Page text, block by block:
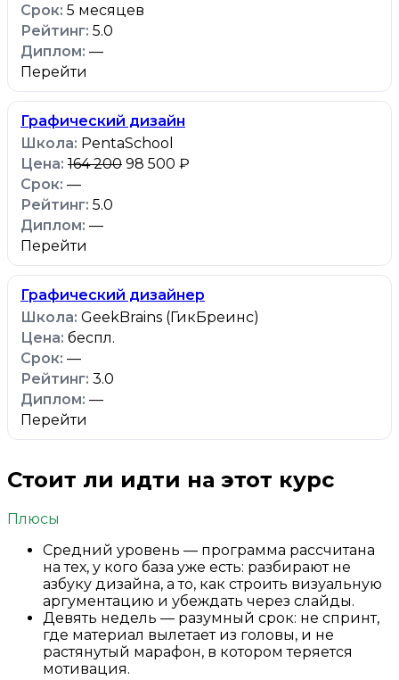
5 месяцев
5.0
—
Перейти
Графический дизайн
PentaSchool
164 200 98 500 ₽
—
5.0
—
Перейти
Графический дизайнер
GeekBrains (ГикБреинс)
беспл.
—
3.0
—
Перейти
Стоит ли идти на этот курс
Плюсы
Средний уровень — программа рассчитана
на тех, у кого база уже есть: разбирают не
азбуку дизайна, а то, как строить визуальную
аргументацию и убеждать через слайды.
Девять недель — разумный срок: не спринт,
где материал вылетает из головы, и не
растянутый марафон, в котором теряется
мотивация.